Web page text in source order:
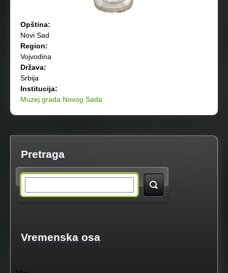
Opština:
Novi Sad
Region:
Vojvodina
Država:
Srbija
Institucija:
Muzej grada Novog Sada
Pretraga
a
Vremenska osa